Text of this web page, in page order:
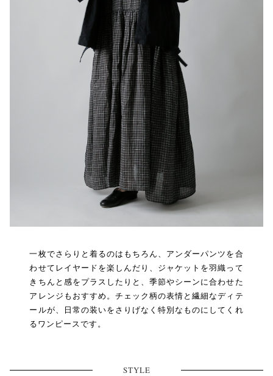
一枚でさらりと着るのはもちろん、アンダーパンツを合
わせてレイヤードを楽しんだり、ジャケットを羽織って
きちんと感をプラスしたりと、季節やシーンに合わせた
アレンジもおすすめ。チェック柄の表情と繊細なディテ
ールが、日常の装いをさりげなく特別なものにしてくれ
るワンピースです。
STYLE